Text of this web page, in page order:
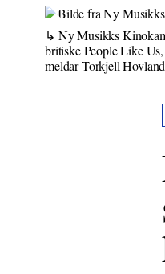
Ny Musikks
britiske People Like
meldar Torkjell